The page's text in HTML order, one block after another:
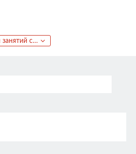
Места для занятий спортом